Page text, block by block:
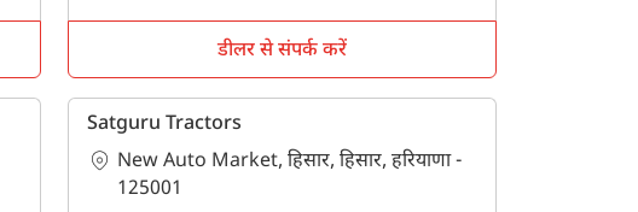
डीलर से संपर्क करें
Satguru Tractors
New Auto Market, हिसार, हिसार, हरियाणा -
125001